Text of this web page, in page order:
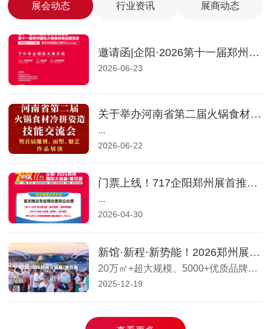
展会动态 行业资讯 展商动态
邀请函|企阳·2026第十一届郑州国际火锅食材用品展览会
2026-06-23
关于举办河南省第二届火锅食材冷拼姿造技能交流会暨首届雕刻、面塑、糖艺作品展演的通知 7.17-20 郑州见 7.17-20 郑州见
...
2026-06-22
门票上线！717企阳郑州展首推「专业观众票」与「公众票」，从专业到实效全面升级
...
2026-04-30
新馆·新程·新势能！2026郑州展移师2期新馆，20万㎡+超大规模燃动中原！
20万㎡+超大规模、5000+优质品牌汇聚、25万+专业买家云集！2026年7月17-20日，...
2025-12-19